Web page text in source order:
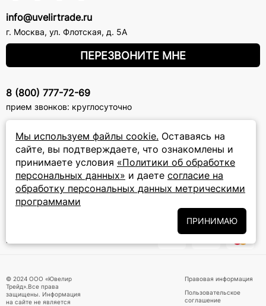
Мы используем файлы cookie. Оставаясь на
сайте, вы подтверждаете, что ознакомлены и
принимаете условия «Политики об обработке
персональных данных» и даете согласие на
обработку персональных данных метрическими
программами
ПРИНИМАЮ
info@uvelirtrade.ru
г. Москва, ул. Флотская, д. 5А
ПЕРЕЗВОНИТЕ МНЕ
8 (800) 777-72-69
прием звонков: круглосуточно
ПОДПИСКА НА РАССЫЛКУ
Подписаться на новости
Подписываясь на рассылку, вы соглашаетесь с условиямиПолитики
обработки персональных данных
и даёте своё согласие на их
обработку
ПРИНИМАЕМ К ОПЛАТЕ
© 2024 ООО «Ювелир
Трейд».Все права
защищены. Информация
на сайте не является
Правовая информация
Пользовательское
соглашение